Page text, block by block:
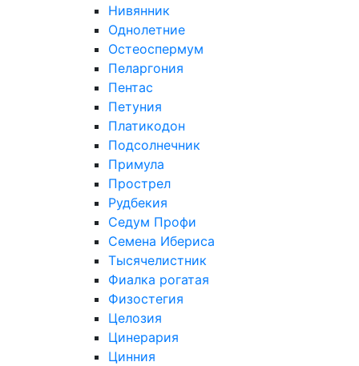
Нивянник
Однолетние
Остеоспермум
Пеларгония
Пентас
Петуния
Платикодон
Подсолнечник
Примула
Прострел
Рудбекия
Седум Профи
Семена Ибериса
Тысячелистник
Фиалка рогатая
Физостегия
Целозия
Цинерария
Цинния